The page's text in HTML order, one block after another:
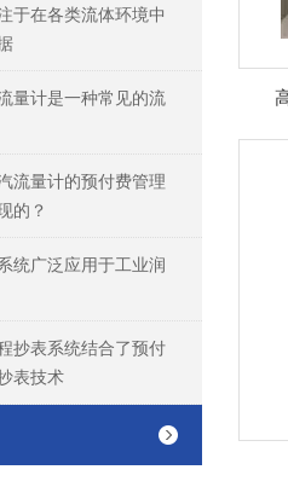
于在各类流体环境中
量计是一种常见的流
流量计的预付费管理
的？
统广泛应用于工业润
抄表系统结合了预付
表技术